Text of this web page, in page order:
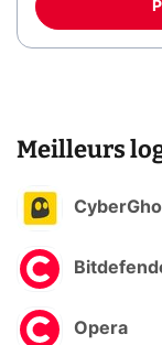
Meilleurs
Opera